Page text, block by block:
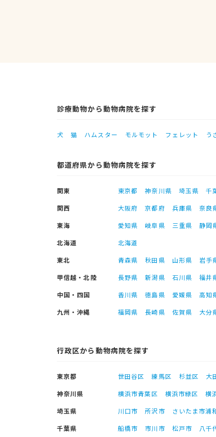
診療動物から動物病院を探す
犬 猫 ハムスター モルモット フェレット う
都道府県から動物病院を探す
関東 東京都 神奈川県 埼玉県 千
関西
大阪府 京都府 兵庫県 奈良
東海
愛知県 岐阜県 三重県
静岡
北海道
北海道
東北
青森県 秋田県 山形県 岩手
甲信越・北陸
長野県 新潟県 石川県 福井
中国・四国
香川県 徳島県 愛媛県 高知
九州・沖縄
福岡県 長崎県 佐賀県 大分
行政区から動物病院を探す
東京都 世田谷区 練馬区 杉並区 大
神奈川県
横浜市青葉区 横浜市緑区 横
埼玉県
川口市 所沢市 さいたま市浦
千葉県
船橋市 市川市 松戸市 八千